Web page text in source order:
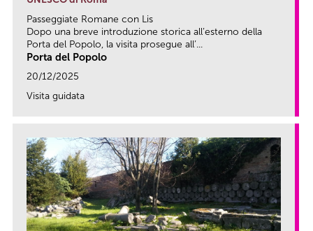
Passeggiate Romane con Lis
Dopo una breve introduzione storica all’esterno della
Porta del Popolo, la visita prosegue all’...
Porta del Popolo
20/12/2025
Visita guidata